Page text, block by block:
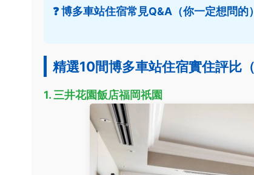
❓ 博多車站住宿常見Q&A（你一定想問的）
精選10間博多車站住宿實住評比（
1. 三井花園飯店福岡祇園